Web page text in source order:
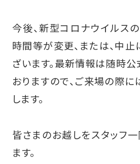
今後、新型コロナウイルス
時間等が変更、または、中
ざいます。最新情報は随時公
おりますので、ご来場の際
します。
皆さまのお越しをスタッフ
ます。